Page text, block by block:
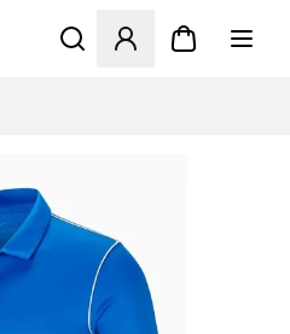
Öffnet ein neues Fenster